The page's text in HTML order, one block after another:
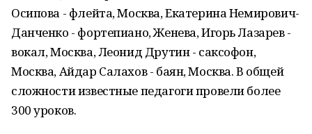
Осипова - флейта, Москва, Екатерина Немирович-
Данченко - фортепиано, Женева, Игорь Лазарев -
вокал, Москва, Леонид Друтин - саксофон,
Москва, Айдар Салахов - баян, Москва. В общей
сложности известные педагоги провели более
300 уроков.